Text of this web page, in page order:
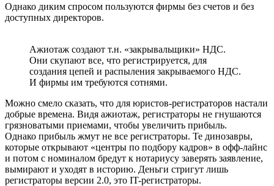
Однако диким спросом пользуются фирмы без счетов и без
доступных директоров.
Ажиотаж создают т.н. «закрывальщики» НДС.
Они скупают все, что регистрируется, для
создания цепей и распыления закрываемого НДС.
И фирмы им требуются сотнями.
Можно смело сказать, что для юристов-регистраторов настали
добрые времена. Видя ажиотаж, регистраторы не гнушаются
грязноватыми приемами, чтобы увеличить прибыль.
Однако прибыль жмут не все регистраторы. Те динозавры,
которые открывают «центры по подбору кадров» в офф-лайнс
и потом с номиналом бредут к нотариусу заверять заявление,
вымирают и уходят в историю. Деньги стригут лишь
регистраторы версии 2.0, это IT-регистраторы.